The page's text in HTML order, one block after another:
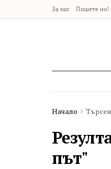
За нас Пишете ни!
Начало
път"